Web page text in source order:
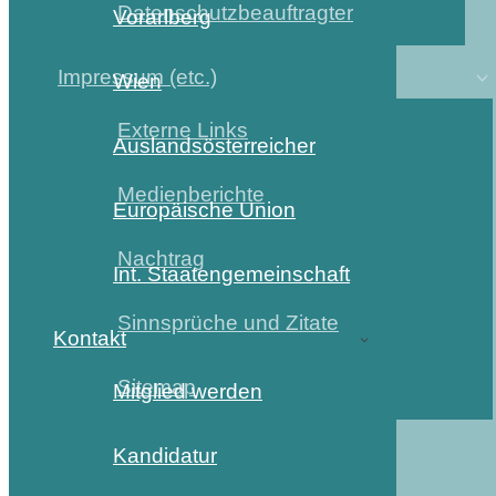
Datenschutzbeauftragter
Impressum (etc.)
Externe Links
Medienberichte
Nachtrag
Sinnsprüche und Zitate
Sitemap
Vorarlberg
Wien
Auslandsösterreicher
Europäische Union
Int. Staatengemeinschaft
Kontakt
Mitglied werden
Kandidatur